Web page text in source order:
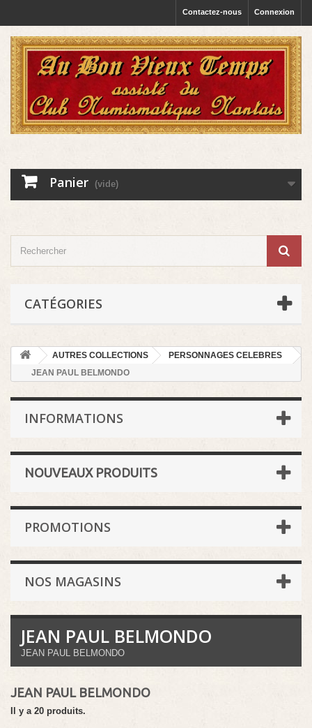
Connexion
Contactez-nous
Panier (vide)
CATÉGORIES
AUTRES COLLECTIONS
PERSONNAGES CELEBRES
JEAN PAUL BELMONDO
INFORMATIONS
NOUVEAUX PRODUITS
PROMOTIONS
NOS MAGASINS
JEAN PAUL BELMONDO
JEAN PAUL BELMONDO
JEAN PAUL BELMONDO
Il y a 20 produits.